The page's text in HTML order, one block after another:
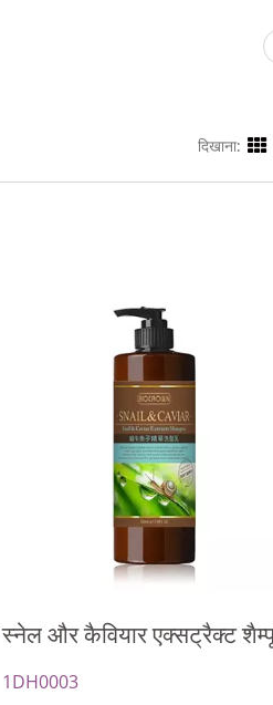
दिखाना:
स्नेल और कैवियार एक्सट्रैक्ट
1DH0003
नवीकरण तेल कैप्सूल